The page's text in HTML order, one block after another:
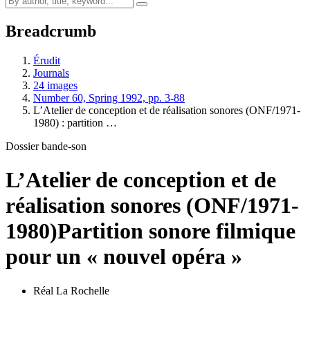
Breadcrumb
Érudit
Journals
24 images
Number 60, Spring 1992, pp. 3-88
L’Atelier de conception et de réalisation sonores (ONF/1971-
1980) : partition …
Dossier bande-son
L’Atelier de conception et de
réalisation sonores (ONF/1971-
1980)Partition sonore filmique
pour un « nouvel opéra »
Réal La Rochelle